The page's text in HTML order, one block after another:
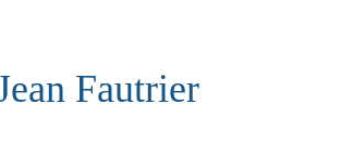
Fautrier